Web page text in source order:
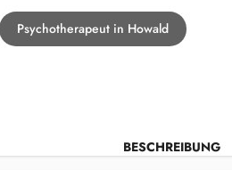
Psychotherapeut in Howald
BESCHREIBUNG